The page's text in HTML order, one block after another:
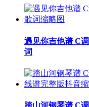
遇见你吉他谱 C
词